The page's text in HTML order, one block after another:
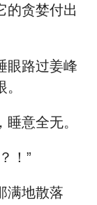
的贪婪付出
眼路过姜峰
意全无。
！”
满地散落